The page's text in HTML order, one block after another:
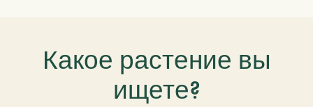
Какое растение вы
ищете?